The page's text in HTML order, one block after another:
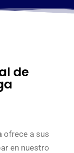
de
ofrece a sus
en nuestro